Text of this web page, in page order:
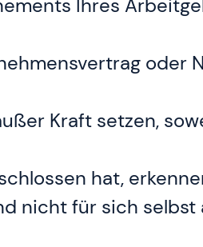
Ihres
oder
Kraft setzen,
hat,
nicht für sich